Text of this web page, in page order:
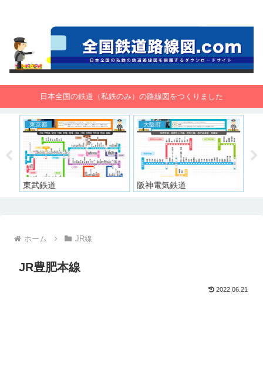
日本全国の鉄道（私鉄のみ）の路線図をつくりました
東京都
東武鉄道
大阪府
阪神電気鉄道
ホーム JR線
JR豊肥本線
2022.06.21